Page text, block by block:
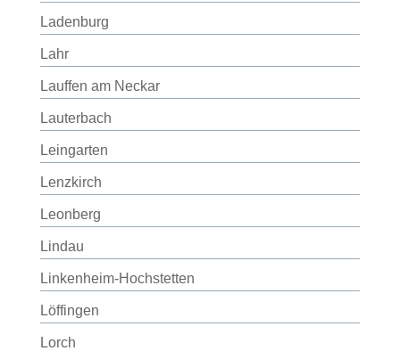
Ladenburg
Lahr
Lauffen am Neckar
Lauterbach
Leingarten
Lenzkirch
Leonberg
Lindau
Linkenheim-Hochstetten
Löffingen
Lorch